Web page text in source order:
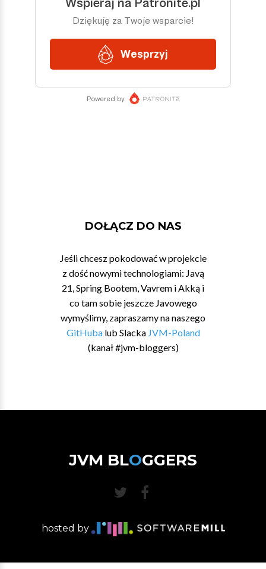
DOŁĄCZ DO NAS
Jeśli chcesz pokodować w projekcie
z dość nowymi technologiami: Javą
21, Spring Bootem, Vavrem i Akką i
co tam sobie jeszcze Javowego
wymyślimy, zapraszamy na naszego
GitHubalub Slacka JVM-Poland
(kanał #jvm-bloggers)
JVM BLOGGERS
hosted by